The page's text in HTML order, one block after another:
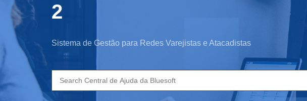
2
Sistema de Gestão para Redes Varejistas e Atacadistas
Search
for: